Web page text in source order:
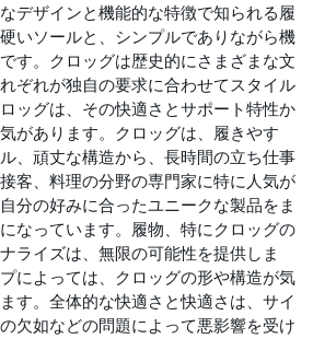
デザインと機能的な特徴で知られる履
いソールと、シンプルでありながら機
す。クロッグは歴史的にさまざまな文
ぞれが独自の要求に合わせてスタイル
ッグは、その快適さとサポート特性か
があります。クロッグは、履きやす
、頑丈な構造から、長時間の立ち仕事
客、料理の分野の専門家に特に人気が
分の好みに合ったユニークな製品をま
なっています。履物、特にクロッグの
ライズは、無限の可能性を提供しま
によっては、クロッグの形や構造が気
す。全体的な快適さと快適さは、サイ
欠如などの問題によって悪影響を受け
す。